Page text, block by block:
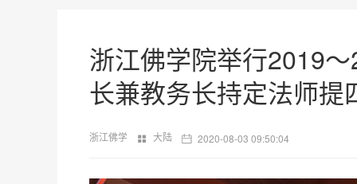
浙江佛学院举行2019
长兼教务长持定法师提
浙江佛学 大陆 2020-08-03 09:50:04